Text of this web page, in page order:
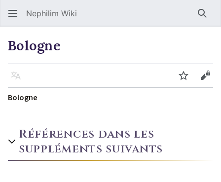
Nephilim Wiki
Bologne
Langue Suivre
Bologne
Références dans les
suppléments suivants